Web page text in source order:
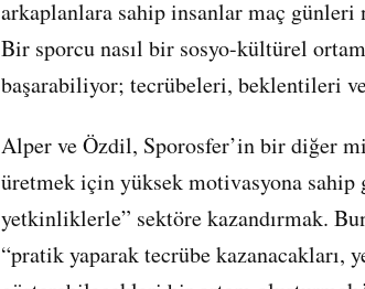
arkaplanlara sahip insanlar maç günleri
Bir sporcu nasıl bir sosyo-kültürel
başarabiliyor; tecrübeleri, beklentileri
Alper ve Özdil, Sporosfer’in bir diğer
üretmek için yüksek motivasyona sahip
yetkinliklerle” sektöre kazandırmak.
“pratik yaparak tecrübe